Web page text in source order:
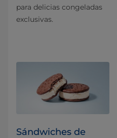
para delicias congeladas
exclusivas.
Sándwiches de